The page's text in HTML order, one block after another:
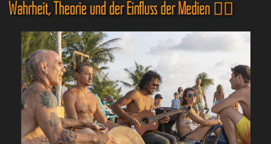
Wahrheit, Theorie und der Einfluss der Medien 🕵️‍♂️